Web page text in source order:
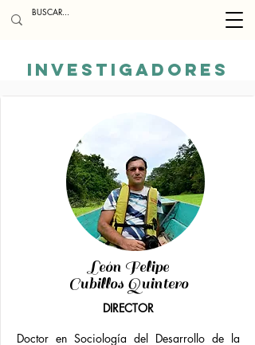
INVestigadores
León Felipe
Cubillos Quintero
DIRECTOR
Doctor en Sociología del Desarrollo de la